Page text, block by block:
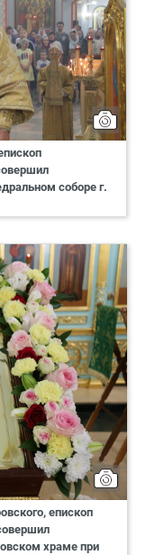
соборе г.
епископ
храме при